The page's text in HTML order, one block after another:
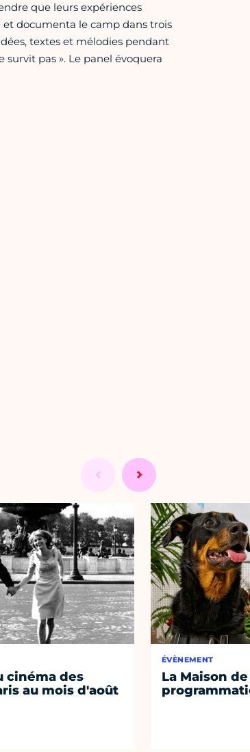
que leurs expériences
et documenta le camp dans trois
textes et mélodies pendant
pas ». Le panel évoquera
cinéma des
au mois d'août
ÉVÈNEMENT
La Maison